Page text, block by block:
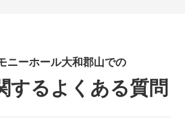
ニーホール大和郡山での
するよくある質問